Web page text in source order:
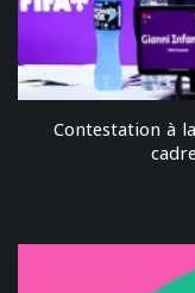
Contestation à